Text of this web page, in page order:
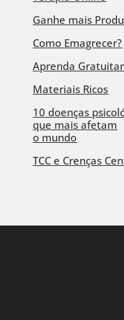
Ganhe mais
Como Emagrecer?
Aprenda
Materiais Ricos
10 doenças
que mais afetam
o mundo
TCC e Crenças